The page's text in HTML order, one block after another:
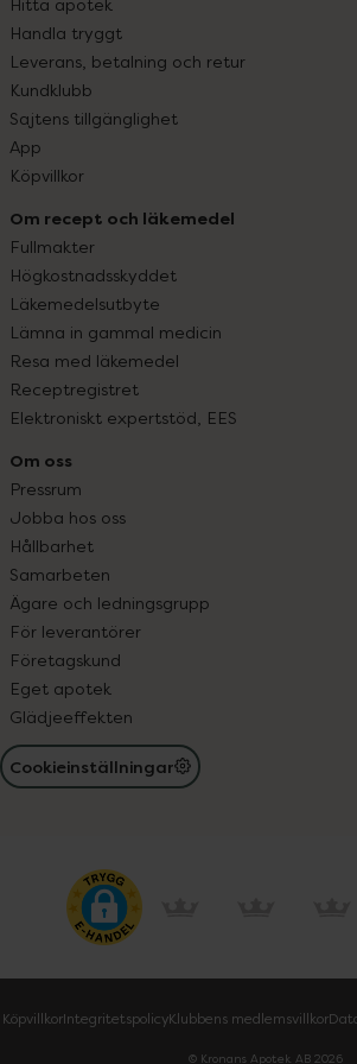
Handla tryggt
Leverans, betalning och retur
Kundklubb
Sajtens tillgänglighet
App
Köpvillkor
Om recept och läkemedel
Fullmakter
Högkostnadsskyddet
Läkemedelsutbyte
Lämna in gammal medicin
Resa med läkemedel
Receptregistret
Elektroniskt expertstöd, EES
Om oss
Pressrum
Jobba hos oss
Hållbarhet
Samarbeten
Ägare och ledningsgrupp
För leverantörer
Företagskund
Eget apotek
Glädjeeffekten
Cookieinställningar
KöpvillkorIntegritetspolicyKlubbens medlemsvillkor
© Kronans Apotek AB 2026